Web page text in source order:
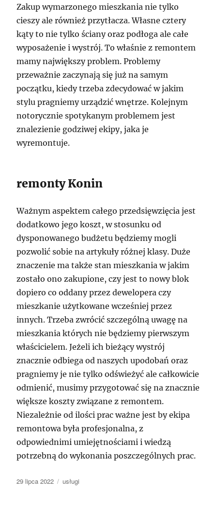
Zakup wymarzonego mieszkania nie tylko
cieszy ale również przytłacza. Własne cztery
kąty to nie tylko ściany oraz podłoga ale całe
wyposażenie i wystrój. To właśnie z remontem
mamy największy problem. Problemy
przeważnie zaczynają się już na samym
początku, kiedy trzeba zdecydować w jakim
stylu pragniemy urządzić wnętrze. Kolejnym
notorycznie spotykanym problemem jest
znalezienie godziwej ekipy, jaka je
wyremontuje.
remonty Konin
Ważnym aspektem całego przedsięwzięcia jest
dodatkowo jego koszt, w stosunku od
dysponowanego budżetu będziemy mogli
pozwolić sobie na artykuły różnej klasy. Duże
znaczenie ma także stan mieszkania w jakim
zostało ono zakupione, czy jest to nowy blok
dopiero co oddany przez dewelopera czy
mieszkanie użytkowane wcześniej przez
innych. Trzeba zwrócić szczególną uwagę na
mieszkania których nie będziemy pierwszym
właścicielem. Jeżeli ich bieżący wystrój
znacznie odbiega od naszych upodobań oraz
pragniemy je nie tylko odświeżyć ale całkowicie
odmienić, musimy przygotować się na znacznie
większe koszty związane z remontem.
Niezależnie od ilości prac ważne jest by ekipa
remontowa była profesjonalna, z
odpowiednimi umiejętnościami i wiedzą
potrzebną do wykonania poszczególnych prac.
Data
29 lipca 2022 Kategorie
usługi